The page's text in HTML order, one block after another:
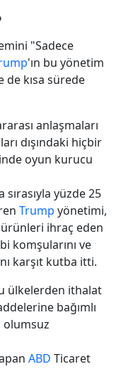
"Sadece
'ın bu yönetim
de kısa sürede
anlaşmaları
dışındaki hiçbir
oyun kurucu
yüzde 25
Trump yönetimi,
ihraç eden
komşularını ve
karşıt kutba itti.
ülkelerden ithalat
bağımlı
olumsuz
ABD Ticaret